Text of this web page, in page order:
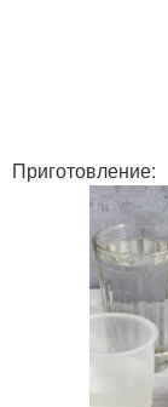
Приготовление: